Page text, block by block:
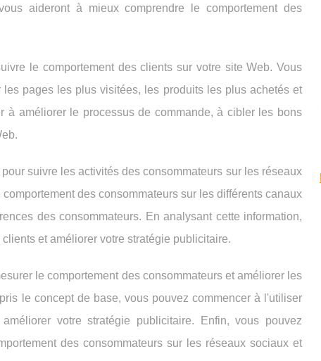
aideront à mieux comprendre le comportement des
le comportement des clients sur votre site Web. Vous
pages les plus visitées, les produits les plus achetés et
à améliorer le processus de commande, à cibler les bons
suivre les activités des consommateurs sur les réseaux
des consommateurs sur les différents canaux
des consommateurs. En analysant cette information,
et améliorer votre stratégie publicitaire.
le comportement des consommateurs et améliorer les
le concept de base, vous pouvez commencer à l'utiliser
votre stratégie publicitaire. Enfin, vous pouvez
des consommateurs sur les réseaux sociaux et